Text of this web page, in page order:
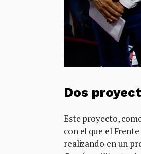
Dos
Este proyecto,
con el que el
realizando en un